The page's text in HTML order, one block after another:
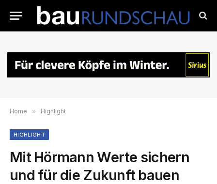
Home » Highlight
HIGHLIGHT
Mit Hörmann Werte sichern
und für die Zukunft bauen